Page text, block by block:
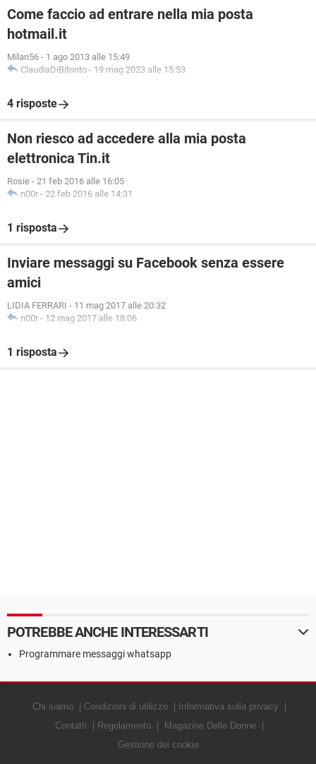
Come faccio ad entrare nella mia posta
hotmail.it
Milan56 - 1 ago 2013 alle 15:49
ClaudiaDiBitonto - 19 mag 2023 alle 15:53
4 risposte
Non riesco ad accedere alla mia posta
elettronica Tin.it
Rosie - 21 feb 2016 alle 16:05
n00r - 22 feb 2016 alle 14:31
1 risposta
Inviare messaggi su Facebook senza essere
amici
LIDIA FERRARI - 11 mag 2017 alle 20:32
n00r - 12 mag 2017 alle 18:06
1 risposta
POTREBBE ANCHE INTERESSARTI
Programmare messaggi whatsapp
Chi siamo Condizioni di utilizzo
Informativa sulla privacy
Contatti
Regolamento
Magazine Delle Donne
Gestione dei cookie